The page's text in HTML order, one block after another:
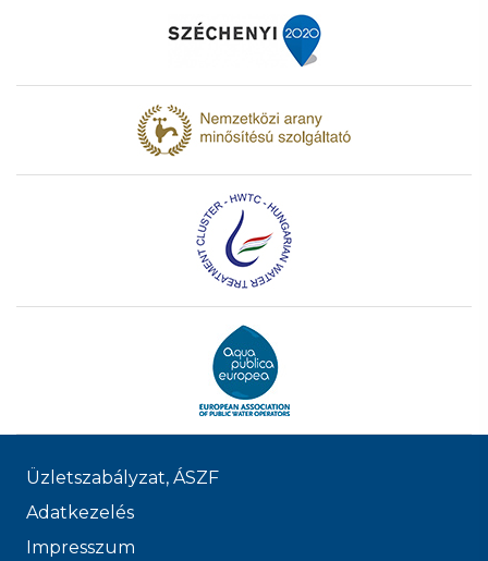
Üzletszabályzat, ÁSZF
Adatkezelés
Impresszum